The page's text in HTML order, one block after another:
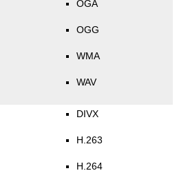
OGA
OGG
WMA
WAV
DIVX
H.263
H.264